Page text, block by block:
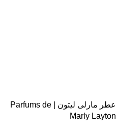
عطر مارلی لیتون | Parfums de
Marly Layton